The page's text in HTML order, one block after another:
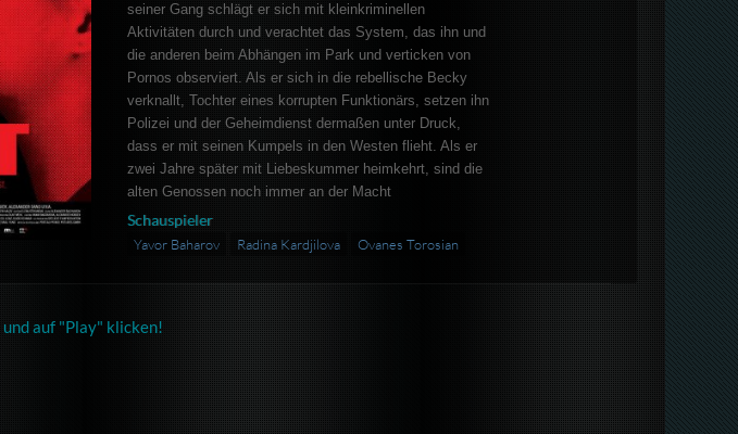
seiner Gang schlägt er sich mit kleinkriminellen
Aktivitäten durch und verachtet das System, das ihn und
die anderen beim Abhängen im Park und verticken von
Pornos observiert. Als er sich in die rebellische Becky
verknallt, Tochter eines korrupten Funktionärs, setzen ihn
Polizei und der Geheimdienst dermaßen unter Druck,
dass er mit seinen Kumpels in den Westen flieht. Als er
zwei Jahre später mit Liebeskummer heimkehrt, sind die
alten Genossen noch immer an der Macht
Schauspieler
Yavor Baharov Radina Kardjilova Ovanes Torosian
und auf "Play" klicken!